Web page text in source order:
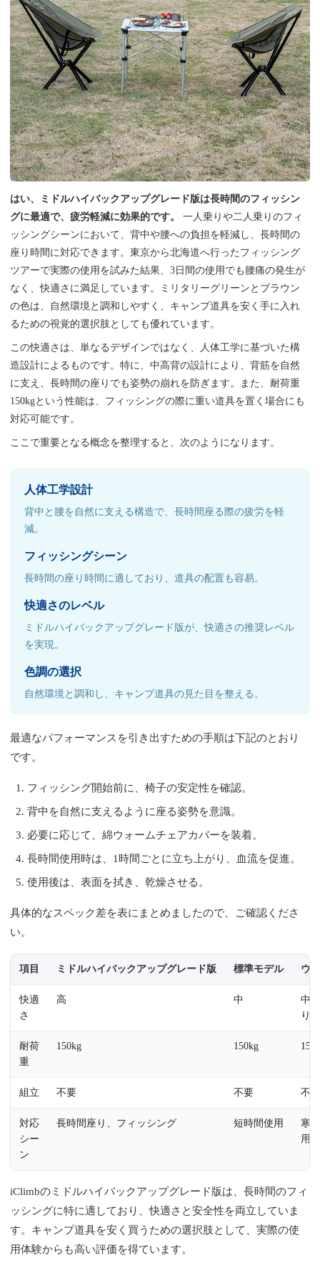
はい、ミドルハイバックアップグレード版は長時間のフィッシン
グに最適で、疲労軽減に効果的です。
一人乗りや二人乗りのフィ
ッシングシーンにおいて、背中や腰への負担を軽減し、長時間の
座り時間に対応できます。東京から北海道へ行ったフィッシング
ツアーで実際の使用を試みた結果、3日間の使用でも腰痛の発生が
なく、快適さに満足しています。ミリタリーグリーンとブラウン
の色は、自然環境と調和しやすく、キャンプ道具を安く手に入れ
るための視覚的選択肢としても優れています。
この快適さは、単なるデザインではなく、人体工学に基づいた構
造設計によるものです。特に、中高背の設計により、背筋を自然
に支え、長時間の座りでも姿勢の崩れを防ぎます。また、耐荷重
150kgという性能は、フィッシングの際に重い道具を置く場合にも
対応可能です。
ここで重要となる概念を整理すると、次のようになります。
人体工学設計
背中と腰を自然に支える構造で、長時間座る際の疲労を軽
減。
フィッシングシーン
長時間の座り時間に適しており、道具の配置も容易。
快適さのレベル
ミドルハイバックアップグレード版が、快適さの推奨レベル
を実現。
色調の選択
自然環境と調和し、キャンプ道具の見た目を整える。
最適なパフォーマンスを引き出すための手順は下記のとおり
です。
フィッシング開始前に、椅子の安定性を確認。
背中を自然に支えるように座る姿勢を意識。
必要に応じて、綿ウォームチェアカバーを装着。
長時間使用時は、1時間ごとに立ち上がり、血流を促進。
使用後は、表面を拭き、乾燥させる。
具体的なスペック差を表にまとめましたので、ご確認くださ
い。
項目 ミドルハイバックアップグレード版 標準モデル ウ
快適
さ
高 中
中
り
耐荷
重
150kg 150kg
組立 不要 不要 不
対応
シー
ン
長時間座り、フィッシング 短時間使用
寒
用
iClimbのミドルハイバックアップグレード版は、長時間のフィ
ッシングに特に適しており、快適さと安全性を両立していま
す。キャンプ道具を安く買うための選択肢として、実際の使
用体験からも高い評価を得ています。